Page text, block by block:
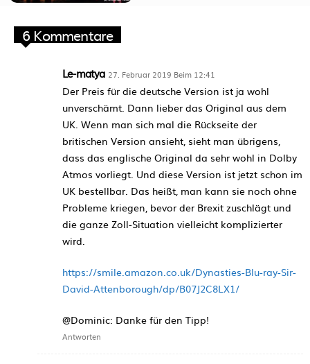
6 Kommentare
Le-matya 27. Februar 2019 Beim 12:41
Der Preis für die deutsche Version ist ja wohl
unverschämt. Dann lieber das Original aus dem
UK. Wenn man sich mal die Rückseite der
britischen Version ansieht, sieht man übrigens,
dass das englische Original da sehr wohl in Dolby
Atmos vorliegt. Und diese Version ist jetzt schon im
UK bestellbar. Das heißt, man kann sie noch ohne
Probleme kriegen, bevor der Brexit zuschlägt und
die ganze Zoll-Situation vielleicht komplizierter
wird.
https://smile.amazon.co.uk/Dynasties-Blu-ray-Sir-
David-Attenborough/dp/B07J2C8LX1/
@Dominic: Danke für den Tipp!
Antworten